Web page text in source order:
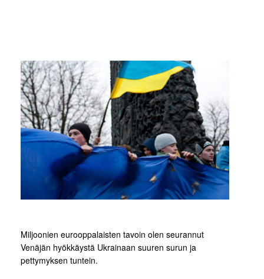
Miljoonien eurooppalaisten tavoin olen seurannut
Venäjän hyökkäystä Ukrainaan suuren surun ja
pettymyksen tuntein.